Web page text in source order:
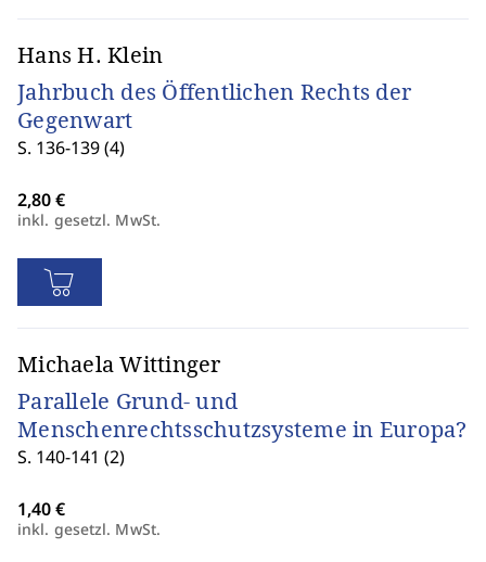
Hans H. Klein
Jahrbuch des Öffentlichen Rechts der
Gegenwart
S. 136-139 (4)
inkl. gesetzl. MwSt.
Michaela Wittinger
Parallele Grund- und
Menschenrechtsschutzsysteme in Europa?
S. 140-141 (2)
inkl. gesetzl. MwSt.